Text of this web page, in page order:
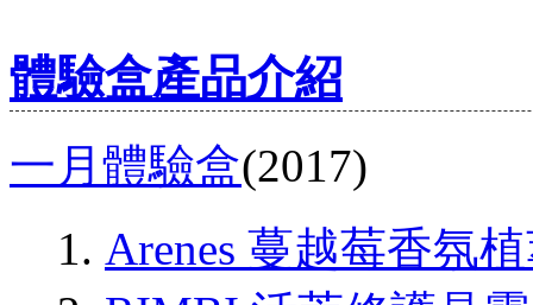
體驗盒產品介紹
一月體驗盒(2017)
Arenes 蔓越莓香氛